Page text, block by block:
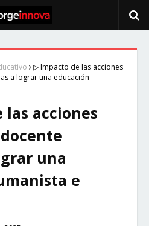
▷ Impacto de las acciones
a lograr una educación
acciones
una
e